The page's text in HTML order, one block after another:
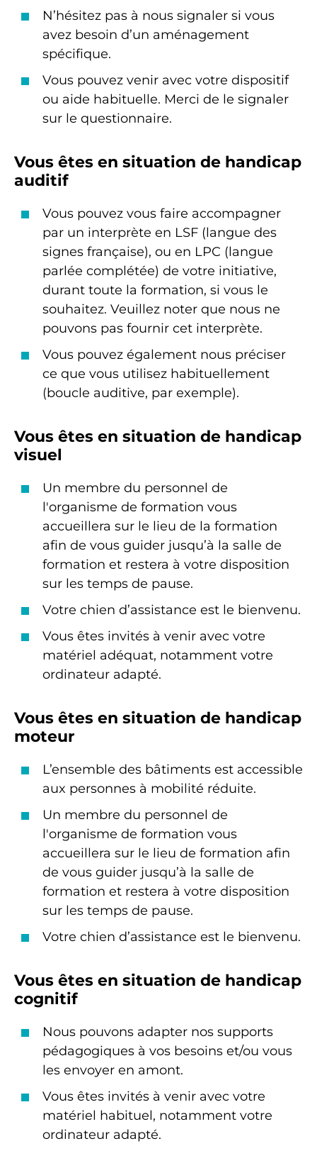
N’hésitez pas à nous signaler si vous
avez besoin d’un aménagement
spécifique.
Vous pouvez venir avec votre dispositif
ou aide habituelle. Merci de le signaler
sur le questionnaire.
Vous êtes en situation de handicap
auditif
Vous pouvez vous faire accompagner
par un interprète en LSF (langue des
signes française), ou en LPC (langue
parlée complétée) de votre initiative,
durant toute la formation, si vous le
souhaitez. Veuillez noter que nous ne
pouvons pas fournir cet interprète.
Vous pouvez également nous préciser
ce que vous utilisez habituellement
(boucle auditive, par exemple).
Vous êtes en situation de handicap
visuel
Un membre du personnel de
l'organisme de formation vous
accueillera sur le lieu de la formation
afin de vous guider jusqu’à la salle de
formation et restera à votre disposition
sur les temps de pause.
Votre chien d’assistance est le bienvenu.
Vous êtes invités à venir avec votre
matériel adéquat, notamment votre
ordinateur adapté.
Vous êtes en situation de handicap
moteur
L’ensemble des bâtiments est accessible
aux personnes à mobilité réduite.
Un membre du personnel de
l'organisme de formation vous
accueillera sur le lieu de formation afin
de vous guider jusqu’à la salle de
formation et restera à votre disposition
sur les temps de pause.
Votre chien d’assistance est le bienvenu.
Vous êtes en situation de handicap
cognitif
Nous pouvons adapter nos supports
pédagogiques à vos besoins et/ou vous
les envoyer en amont.
Vous êtes invités à venir avec votre
matériel habituel, notamment votre
ordinateur adapté.